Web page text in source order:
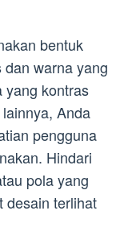
bentuk
warna yang
yang kontras
Anda
pengguna
Hindari
pola yang
desain terlihat